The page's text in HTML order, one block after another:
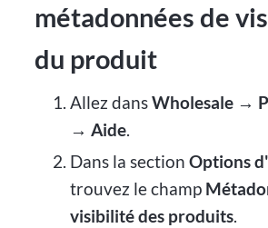
métadonnées de
du produit
Allez dansWholesale →
→ Aide.
Dans la section Options
trouvez le champ
visibilité des produits.